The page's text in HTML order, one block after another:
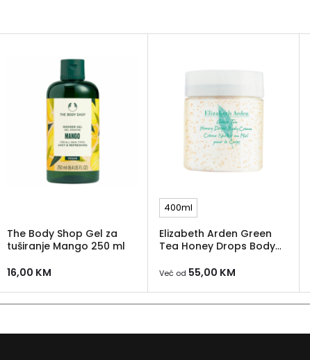
The Body Shop Gel za
tuširanje Mango 250 ml
16,00 KM
400ml
Elizabeth Arden Green
Tea Honey Drops Body
Već od 55,00 KM